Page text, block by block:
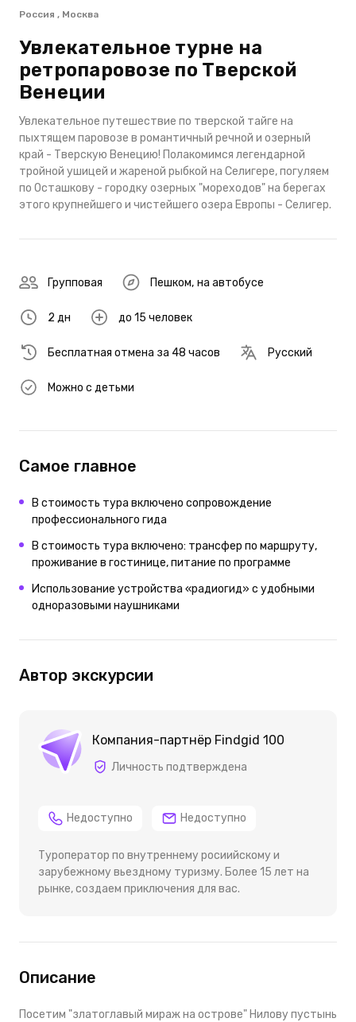
Россия , Москва
Увлекательное турне на
ретропаровозе по Тверской
Венеции
Увлекательное путешествие по тверской тайге на
пыхтящем паровозе в романтичный речной и озерный
край - Тверскую Венецию! Полакомимся легендарной
тройной ушицей и жареной рыбкой на Селигере, погуляем
по Осташкову - городку озерных "мореходов" на берегах
этого крупнейшего и чистейшего озера Европы - Селигер.
Групповая Пешком, на автобусе
2 дн до 15 человек
Бесплатная отмена за 48 часов Русский
Можно с детьми
Самое главное
В стоимость тура включено сопровождение
профессионального гида
В стоимость тура включено: трансфер по маршруту,
проживание в гостинице, питание по программе
Использование устройства «радиогид» с удобными
одноразовыми наушниками
Автор экскурсии
Компания-партнёр Findgid 100
Личность подтверждена
Недоступно Недоступно
Туроператор по внутреннему росиийскому и
зарубежному вьездному туризму. Более 15 лет на
рынке, создаем приключения для вас.
Описание
Посетим "златоглавый мираж на острове" Нилову пустынь